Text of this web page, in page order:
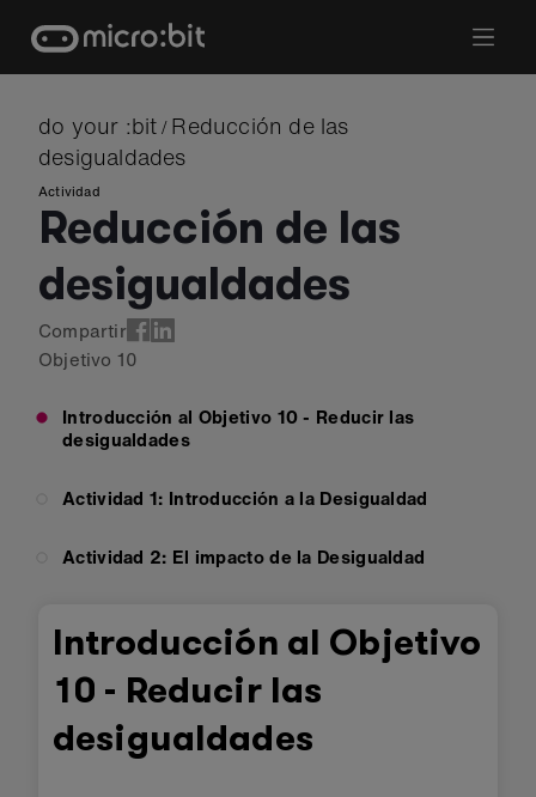
content
do your :bit / Reducción de las
desigualdades
Actividad
Reducción de las
desigualdades
Compartir
Objetivo 10
Introducción al Objetivo 10 - Reducir las
desigualdades
Actividad 1: Introducción a la Desigualdad
Actividad 2: El impacto de la Desigualdad
Introducción al Objetivo
10 - Reducir las
desigualdades